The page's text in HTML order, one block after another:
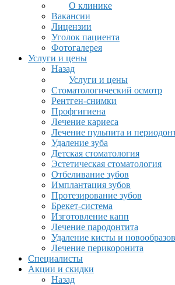
О клинике
Вакансии
Лицензии
Уголок пациента
Фотогалерея
Услуги и цены
Назад
Услуги и цены
Стоматологический осмотр
Рентген-снимки
Профгигиена
Лечение кариеса
Лечение пульпита и
Удаление зуба
Детская стоматология
Эстетическая стоматология
Отбеливание зубов
Имплантация зубов
Протезирование зубов
Брекет-система
Изготовление капп
Лечение пародонтита
Удаление кисты и
Лечение перикоронита
Специалисты
Акции и скидки
Назад